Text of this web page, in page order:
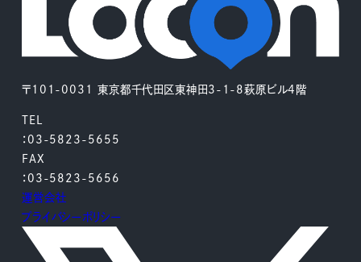
〒101-0031 東京都千代田区東神田3-1-8萩原ビル4階
TEL
：03-5823-5655
FAX
：03-5823-5656
運営会社
プライバシーポリシー